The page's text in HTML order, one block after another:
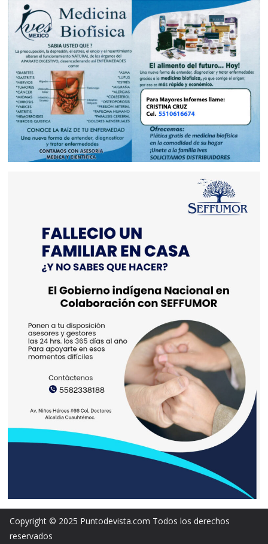
Copyright © 2025 Puntodevista.com Todos los derechos
reservados